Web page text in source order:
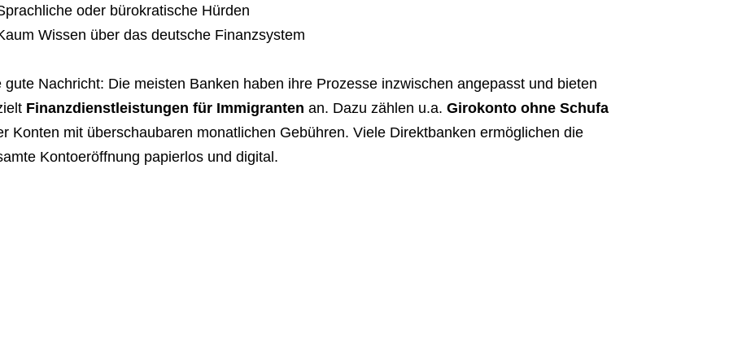
oder bürokratische Hürden
Wissen über das deutsche Finanzsystem
gute Nachricht: Die meisten Banken haben ihre Prozesse inzwischen angepasst und bieten
Finanzdienstleistungen für Immigranten an. Dazu zählen u.a. Girokonto ohne Schufa
Konten mit überschaubaren monatlichen Gebühren. Viele Direktbanken ermöglichen die
Kontoeröffnung papierlos und digital.